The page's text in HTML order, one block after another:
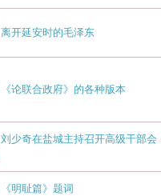
离开延安时的毛泽东
《论联合政府》的各种版本
刘少奇在盐城主持召开高级干部会
《明耻篇》题词